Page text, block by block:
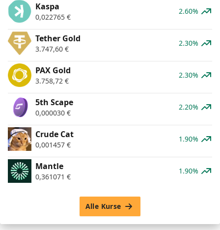
Kaspa
0,022765 €
2.60%
Tether Gold
3.747,60 €
2.30%
PAX Gold
3.758,72 €
2.30%
5th Scape
0,000030 €
2.20%
Crude Cat
0,001457 €
1.90%
Mantle
0,361071 €
1.90%
Alle Kurse